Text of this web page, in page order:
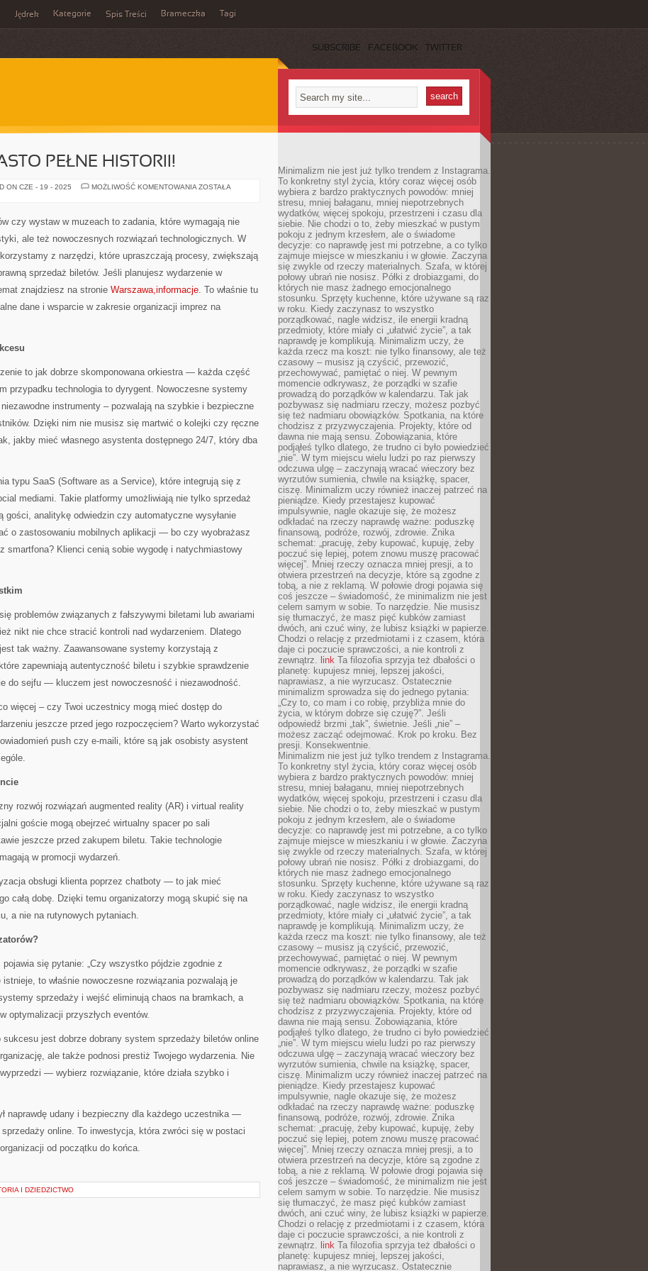
Jędrek Kategorie Spis Treści Brameczka Tagi
SUBSCRIBE FACEBOOK TWITTER
PEŁNE HISTORII!
ON CZE - 19 - 2025 MOŻLIWOŚĆ KOMENTOWANIA WARSZAWA:
ZOSTAŁA
czy wystaw w muzeach to zadania, które wymagają nie
ale też nowoczesnych rozwiązań technologicznych. W
z narzędzi, które upraszczają procesy, zwiększają
sprzedaż biletów. Jeśli planujesz wydarzenie w
znajdziesz na stronie Warszawa,informacje. To właśnie tu
dane i wsparcie w zakresie organizacji imprez na
to jak dobrze skomponowana orkiestra — każda część
przypadku technologia to dyrygent. Nowoczesne systemy
instrumenty – pozwalają na szybkie i bezpieczne
Dzięki nim nie musisz się martwić o kolejki czy ręczne
jakby mieć własnego asystenta dostępnego 24/7, który dba
typu SaaS (Software as a Service), które integrują się z
mediami. Takie platformy umożliwiają nie tylko sprzedaż
gości, analitykę odwiedzin czy automatyczne wysyłanie
o zastosowaniu mobilnych aplikacji — bo czy wyobrażasz
smartfona? Klienci cenią sobie wygodę i natychmiastowy
problemów związanych z fałszywymi biletami lub awariami
nikt nie chce stracić kontroli nad wydarzeniem. Dlatego
tak ważny. Zaawansowane systemy korzystają z
zapewniają autentyczność biletu i szybkie sprawdzenie
do sejfu — kluczem jest nowoczesność i niezawodność.
więcej – czy Twoi uczestnicy mogą mieć dostęp do
jeszcze przed jego rozpoczęciem? Warto wykorzystać
push czy e-maili, które są jak osobisty asystent
rozwój rozwiązań augmented reality (AR) i virtual reality
goście mogą obejrzeć wirtualny spacer po sali
jeszcze przed zakupem biletu. Takie technologie
w promocji wydarzeń.
obsługi klienta poprzez chatboty — to jak mieć
całą dobę. Dzięki temu organizatorzy mogą skupić się na
a nie na rutynowych pytaniach.
się pytanie: „Czy wszystko pójdzie zgodnie z
to właśnie nowoczesne rozwiązania pozwalają je
sprzedaży i wejść eliminują chaos na bramkach, a
optymalizacji przyszłych eventów.
jest dobrze dobrany system sprzedaży biletów online
ale także podnosi prestiż Twojego wydarzenia. Nie
— wybierz rozwiązanie, które działa szybko i
naprawdę udany i bezpieczny dla każdego uczestnika —
online. To inwestycja, która zwróci się w postaci
od początku do końca.
I DZIEDZICTWO
Minimalizm nie jest już tylko trendem z Instagrama.
To konkretny styl życia, który coraz więcej osób
wybiera z bardzo praktycznych powodów: mniej
stresu, mniej bałaganu, mniej niepotrzebnych
wydatków, więcej spokoju, przestrzeni i czasu dla
siebie. Nie chodzi o to, żeby mieszkać w pustym
pokoju z jednym krzesłem, ale o świadome
decyzje: co naprawdę jest mi potrzebne, a co tylko
zajmuje miejsce w mieszkaniu i w głowie. Zaczyna
się zwykle od rzeczy materialnych. Szafa, w której
połowy ubrań nie nosisz. Półki z drobiazgami, do
których nie masz żadnego emocjonalnego
stosunku. Sprzęty kuchenne, które używane są raz
w roku. Kiedy zaczynasz to wszystko
porządkować, nagle widzisz, ile energii kradną
przedmioty, które miały ci „ułatwić życie”, a tak
naprawdę je komplikują. Minimalizm uczy, że
każda rzecz ma koszt: nie tylko finansowy, ale też
czasowy – musisz ją czyścić, przewozić,
przechowywać, pamiętać o niej. W pewnym
momencie odkrywasz, że porządki w szafie
prowadzą do porządków w kalendarzu. Tak jak
pozbywasz się nadmiaru rzeczy, możesz pozbyć
się też nadmiaru obowiązków. Spotkania, na które
chodzisz z przyzwyczajenia. Projekty, które od
dawna nie mają sensu. Zobowiązania, które
podjąłeś tylko dlatego, że trudno ci było powiedzieć
„nie”. W tym miejscu wielu ludzi po raz pierwszy
odczuwa ulgę – zaczynają wracać wieczory bez
wyrzutów sumienia, chwile na książkę, spacer,
ciszę. Minimalizm uczy również inaczej patrzeć na
pieniądze. Kiedy przestajesz kupować
impulsywnie, nagle okazuje się, że możesz
odkładać na rzeczy naprawdę ważne: poduszkę
finansową, podróże, rozwój, zdrowie. Znika
schemat: „pracuję, żeby kupować, kupuję, żeby
poczuć się lepiej, potem znowu muszę pracować
więcej”. Mniej rzeczy oznacza mniej presji, a to
otwiera przestrzeń na decyzje, które są zgodne z
tobą, a nie z reklamą. W połowie drogi pojawia się
coś jeszcze – świadomość, że minimalizm nie jest
celem samym w sobie. To narzędzie. Nie musisz
się tłumaczyć, że masz pięć kubków zamiast
dwóch, ani czuć winy, że lubisz książki w papierze.
Chodzi o relację z przedmiotami i z czasem, która
daje ci poczucie sprawczości, a nie kontroli z
zewnątrz. link Ta filozofia sprzyja też dbałości o
planetę: kupujesz mniej, lepszej jakości,
naprawiasz, a nie wyrzucasz. Ostatecznie
minimalizm sprowadza się do jednego pytania:
„Czy to, co mam i co robię, przybliża mnie do
życia, w którym dobrze się czuję?”. Jeśli
odpowiedź brzmi „tak”, świetnie. Jeśli „nie” –
możesz zacząć odejmować. Krok po kroku. Bez
presji. Konsekwentnie.
Minimalizm nie jest już tylko trendem z Instagrama.
To konkretny styl życia, który coraz więcej osób
wybiera z bardzo praktycznych powodów: mniej
stresu, mniej bałaganu, mniej niepotrzebnych
wydatków, więcej spokoju, przestrzeni i czasu dla
siebie. Nie chodzi o to, żeby mieszkać w pustym
pokoju z jednym krzesłem, ale o świadome
decyzje: co naprawdę jest mi potrzebne, a co tylko
zajmuje miejsce w mieszkaniu i w głowie. Zaczyna
się zwykle od rzeczy materialnych. Szafa, w której
połowy ubrań nie nosisz. Półki z drobiazgami, do
których nie masz żadnego emocjonalnego
stosunku. Sprzęty kuchenne, które używane są raz
w roku. Kiedy zaczynasz to wszystko
porządkować, nagle widzisz, ile energii kradną
przedmioty, które miały ci „ułatwić życie”, a tak
naprawdę je komplikują. Minimalizm uczy, że
każda rzecz ma koszt: nie tylko finansowy, ale też
czasowy – musisz ją czyścić, przewozić,
przechowywać, pamiętać o niej. W pewnym
momencie odkrywasz, że porządki w szafie
prowadzą do porządków w kalendarzu. Tak jak
pozbywasz się nadmiaru rzeczy, możesz pozbyć
się też nadmiaru obowiązków. Spotkania, na które
chodzisz z przyzwyczajenia. Projekty, które od
dawna nie mają sensu. Zobowiązania, które
podjąłeś tylko dlatego, że trudno ci było powiedzieć
„nie”. W tym miejscu wielu ludzi po raz pierwszy
odczuwa ulgę – zaczynają wracać wieczory bez
wyrzutów sumienia, chwile na książkę, spacer,
ciszę. Minimalizm uczy również inaczej patrzeć na
pieniądze. Kiedy przestajesz kupować
impulsywnie, nagle okazuje się, że możesz
odkładać na rzeczy naprawdę ważne: poduszkę
finansową, podróże, rozwój, zdrowie. Znika
schemat: „pracuję, żeby kupować, kupuję, żeby
poczuć się lepiej, potem znowu muszę pracować
więcej”. Mniej rzeczy oznacza mniej presji, a to
otwiera przestrzeń na decyzje, które są zgodne z
tobą, a nie z reklamą. W połowie drogi pojawia się
coś jeszcze – świadomość, że minimalizm nie jest
celem samym w sobie. To narzędzie. Nie musisz
się tłumaczyć, że masz pięć kubków zamiast
dwóch, ani czuć winy, że lubisz książki w papierze.
Chodzi o relację z przedmiotami i z czasem, która
daje ci poczucie sprawczości, a nie kontroli z
zewnątrz. link Ta filozofia sprzyja też dbałości o
planetę: kupujesz mniej, lepszej jakości,
naprawiasz, a nie wyrzucasz. Ostatecznie